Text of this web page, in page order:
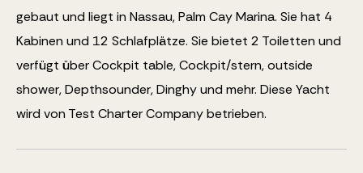
gebaut und liegt in Nassau, Palm Cay Marina. Sie hat 4
Kabinen und 12 Schlafplätze. Sie bietet 2 Toiletten und
verfügt überCockpit table, Cockpit/stern, outside
shower, Depthsounder, Dinghyund mehr. Diese Yacht
wird von Test Charter Company betrieben.